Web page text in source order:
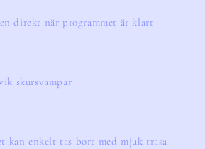
direkt när programmet är klart
skursvampar
kan enkelt tas bort med mjuk trasa